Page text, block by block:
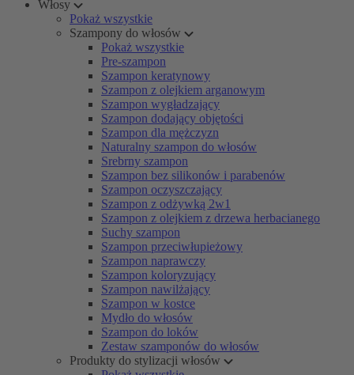
Włosy
Pokaż wszystkie
Szampony do włosów
Pokaż wszystkie
Pre-szampon
Szampon keratynowy
Szampon z olejkiem arganowym
Szampon wygładzający
Szampon dodający objętości
Szampon dla mężczyzn
Naturalny szampon do włosów
Srebrny szampon
Szampon bez silikonów i parabenów
Szampon oczyszczający
Szampon z odżywką 2w1
Szampon z olejkiem z drzewa herbacianego
Suchy szampon
Szampon przeciwłupieżowy
Szampon naprawczy
Szampon koloryzujący
Szampon nawilżający
Szampon w kostce
Mydło do włosów
Szampon do loków
Zestaw szamponów do włosów
Produkty do stylizacji włosów